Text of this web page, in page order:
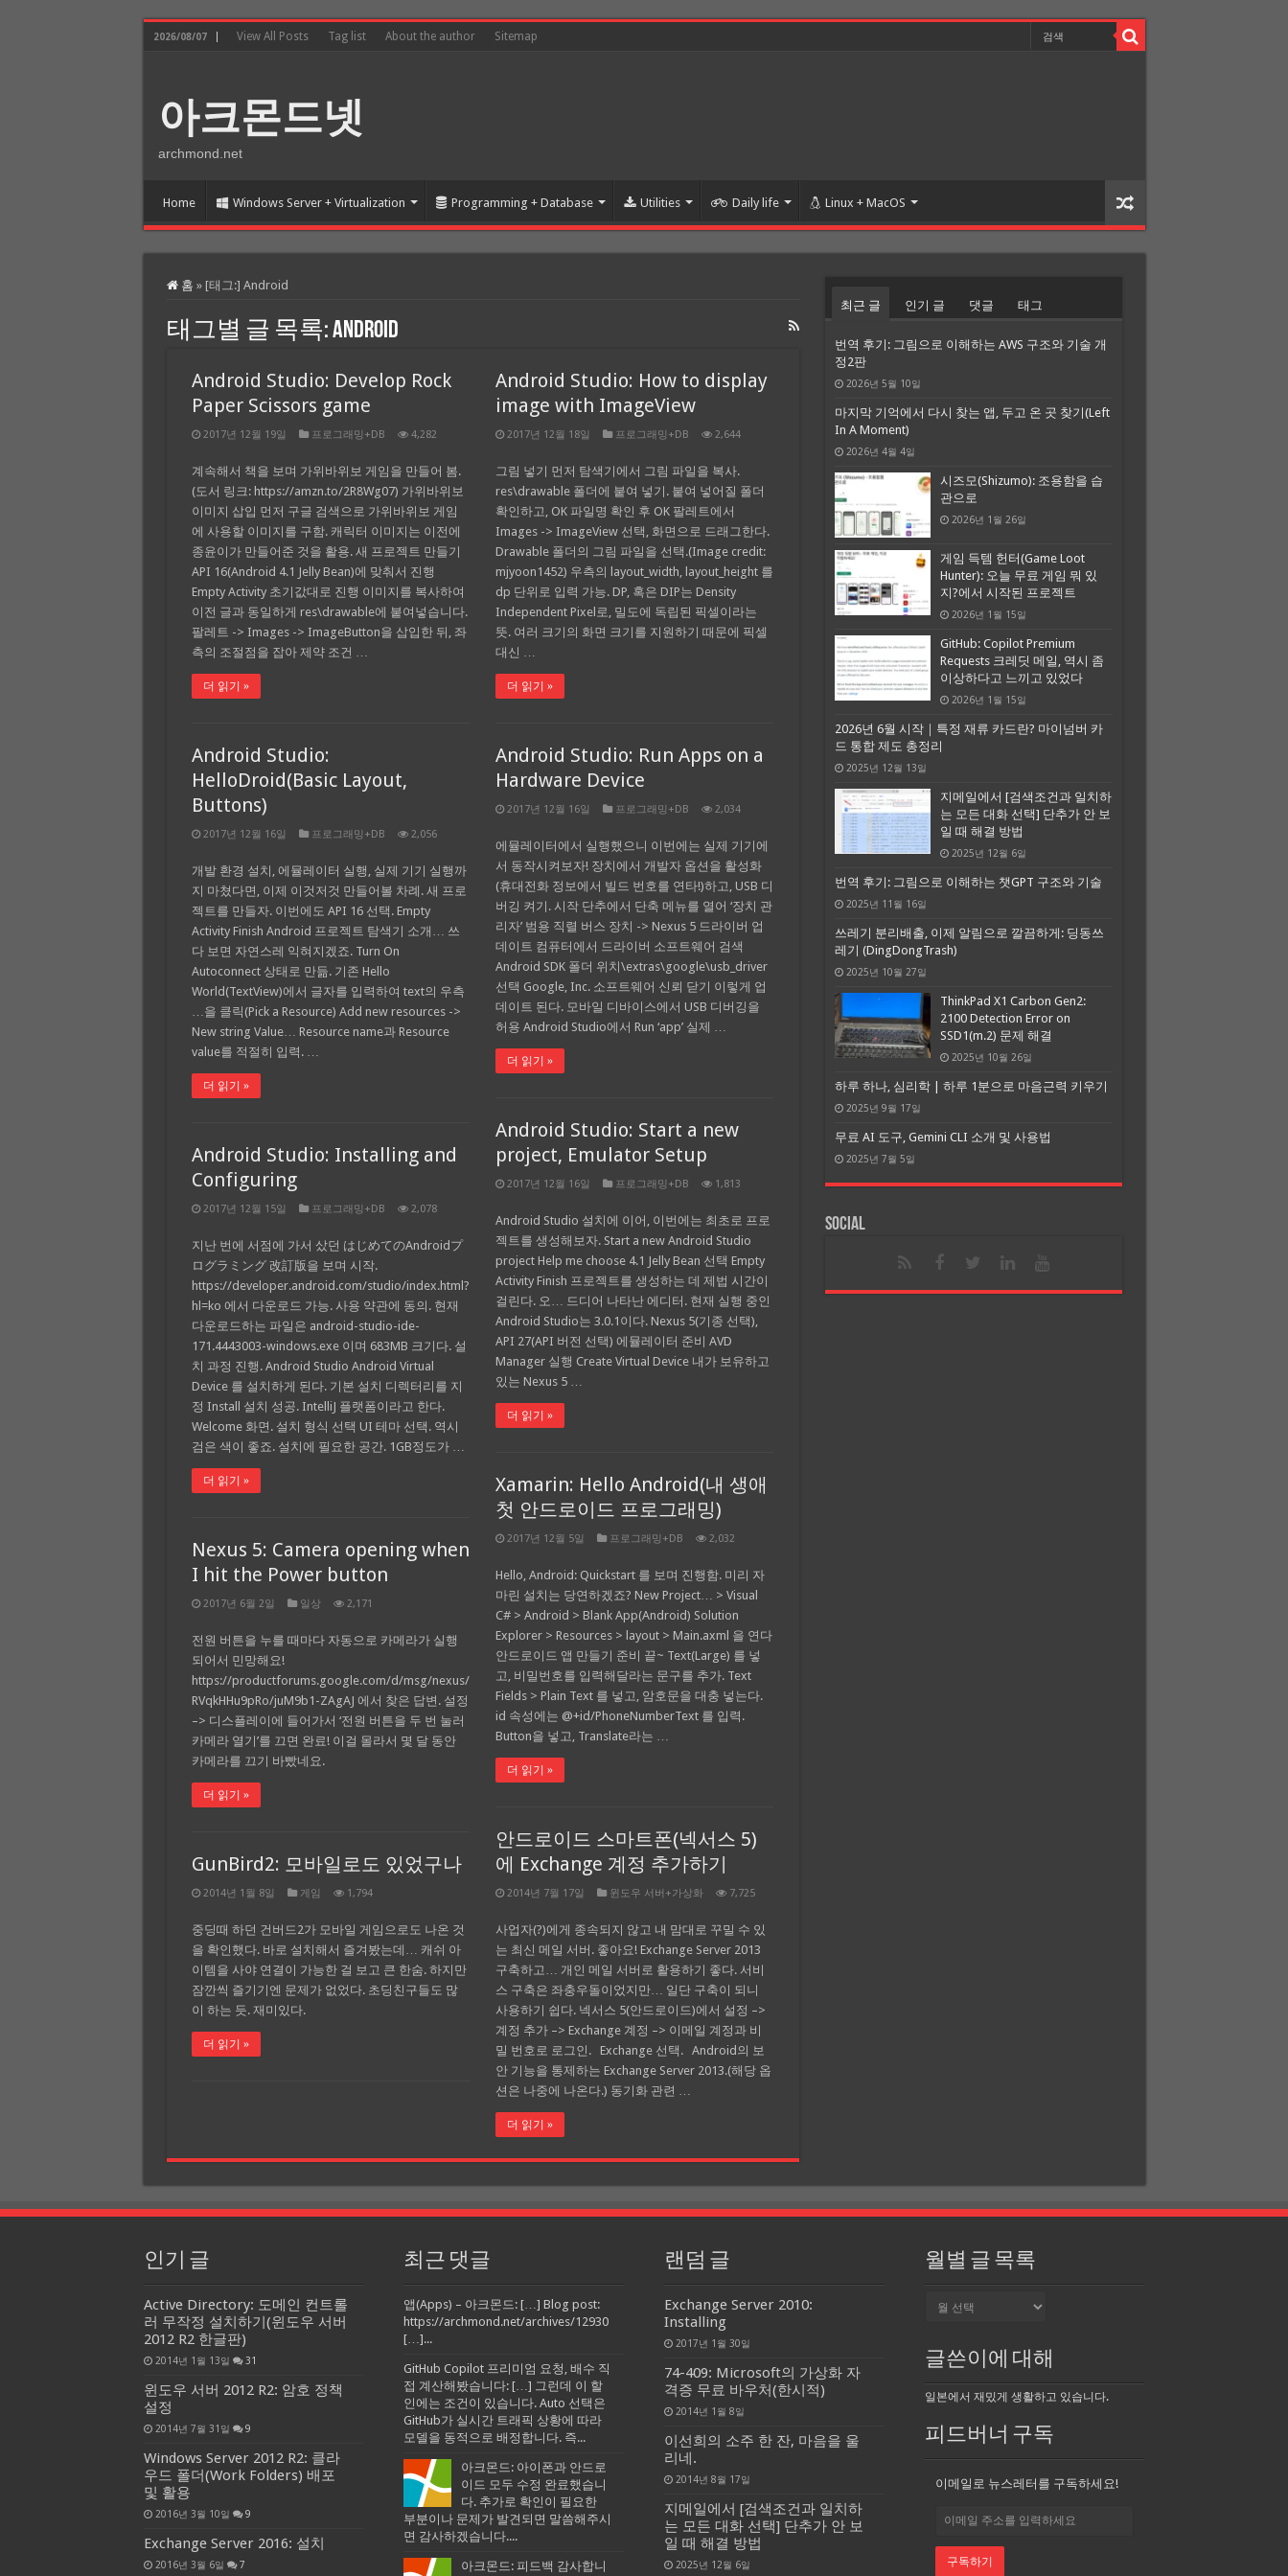
2026/08/07 View All Posts Tag list About the author Sitemap
아크몬드넷
archmond.net
Home Windows Server + Virtualization Programming + Database Utilities Daily life Linux + MacOS
홈 » [태그:] Android
태그별 글 목록:Android
Android Studio: Develop Rock
Paper Scissors game
2017년 12월 19일 프로그래밍+DB 4,282
계속해서 책을 보며 가위바위보 게임을 만들어 봄.
(도서 링크: https://amzn.to/2R8Wg07) 가위바위보
이미지 삽입 먼저 구글 검색으로 가위바위보 게임
에 사용할 이미지를 구함. 캐릭터 이미지는 이전에
종윤이가 만들어준 것을 활용. 새 프로젝트 만들기
API 16(Android 4.1 Jelly Bean)에 맞춰서 진행
Empty Activity 초기값대로 진행 이미지를 복사하여
이전 글과 동일하게 res\drawable에 붙여넣습니다.
팔레트 -> Images -> ImageButton을 삽입한 뒤, 좌
측의 조절점을 잡아 제약 조건 …
더 읽기 »
Android Studio: How to display
image with ImageView
2017년 12월 18일 프로그래밍+DB 2,644
그림 넣기 먼저 탐색기에서 그림 파일을 복사.
res\drawable 폴더에 붙여 넣기. 붙여 넣어질 폴더
확인하고, OK 파일명 확인 후 OK 팔레트에서
Images -> ImageView 선택, 화면으로 드래그한다.
Drawable 폴더의 그림 파일을 선택.(Image credit:
mjyoon1452) 우측의 layout_width, layout_height 를
dp 단위로 입력 가능. DP, 혹은 DIP는 Density
Independent Pixel로, 밀도에 독립된 픽셀이라는
뜻. 여러 크기의 화면 크기를 지원하기 때문에 픽셀
대신 …
더 읽기 »
Android Studio:
HelloDroid(Basic Layout,
Buttons)
2017년 12월 16일 프로그래밍+DB 2,056
개발 환경 설치, 에뮬레이터 실행, 실제 기기 실행까
지 마쳤다면, 이제 이것저것 만들어볼 차례. 새 프로
젝트를 만들자. 이번에도 API 16 선택. Empty
Activity Finish Android 프로젝트 탐색기 소개… 쓰
다 보면 자연스레 익혀지겠죠. Turn On
Autoconnect 상태로 만듦. 기존 Hello
World(TextView)에서 글자를 입력하여 text의 우측
…을 클릭(Pick a Resource) Add new resources ->
New string Value… Resource name과 Resource
value를 적절히 입력. …
더 읽기 »
Android Studio: Run Apps on a
Hardware Device
2017년 12월 16일 프로그래밍+DB 2,034
에뮬레이터에서 실행했으니 이번에는 실제 기기에
서 동작시켜보자! 장치에서 개발자 옵션을 활성화
(휴대전화 정보에서 빌드 번호를 연타!)하고, USB 디
버깅 켜기. 시작 단추에서 단축 메뉴를 열어 ‘장치 관
리자’ 범용 직렬 버스 장치 -> Nexus 5 드라이버 업
데이트 컴퓨터에서 드라이버 소프트웨어 검색
Android SDK 폴더 위치\extras\google\usb_driver
선택 Google, Inc. 소프트웨어 신뢰 닫기 이렇게 업
데이트 된다. 모바일 디바이스에서 USB 디버깅을
허용 Android Studio에서 Run ‘app’ 실제 …
더 읽기 »
Android Studio: Start a new
project, Emulator Setup
2017년 12월 16일 프로그래밍+DB 1,813
Android Studio 설치에 이어, 이번에는 최초로 프로
젝트를 생성해보자. Start a new Android Studio
project Help me choose 4.1 Jelly Bean 선택 Empty
Activity Finish 프로젝트를 생성하는 데 제법 시간이
걸린다. 오… 드디어 나타난 에디터. 현재 실행 중인
Android Studio는 3.0.1이다. Nexus 5(기종 선택),
API 27(API 버전 선택) 에뮬레이터 준비 AVD
Manager 실행 Create Virtual Device 내가 보유하고
있는 Nexus 5 …
더 읽기 »
Android Studio: Installing and
Configuring
2017년 12월 15일 프로그래밍+DB 2,078
지난 번에 서점에 가서 샀던 はじめてのAndroidプ
ログラミング 改訂版을 보며 시작.
https://developer.android.com/studio/index.html?
hl=ko 에서 다운로드 가능. 사용 약관에 동의. 현재
다운로드하는 파일은 android-studio-ide-
171.4443003-windows.exe 이며 683MB 크기다. 설
치 과정 진행. Android Studio Android Virtual
Device 를 설치하게 된다. 기본 설치 디렉터리를 지
정 Install 설치 성공. IntelliJ 플랫폼이라고 한다.
Welcome 화면. 설치 형식 선택 UI 테마 선택. 역시
검은 색이 좋죠. 설치에 필요한 공간. 1GB정도가 …
더 읽기 »
Xamarin: Hello Android(내 생애
첫 안드로이드 프로그래밍)
2017년 12월 5일 프로그래밍+DB 2,032
Hello, Android: Quickstart 를 보며 진행함. 미리 자
마린 설치는 당연하겠죠? New Project… > Visual
C# > Android > Blank App(Android) Solution
Explorer > Resources > layout > Main.axml 을 연다
안드로이드 앱 만들기 준비 끝~ Text(Large) 를 넣
고, 비밀번호를 입력해달라는 문구를 추가. Text
Fields > Plain Text 를 넣고, 암호문을 대충 넣는다.
id 속성에는 @+id/PhoneNumberText 를 입력.
Button을 넣고, Translate라는 …
더 읽기 »
Nexus 5: Camera opening when
I hit the Power button
2017년 6월 2일 일상 2,171
전원 버튼을 누를 때마다 자동으로 카메라가 실행
되어서 민망해요!
https://productforums.google.com/d/msg/nexus/
RVqkHHu9pRo/juM9b1-ZAgAJ 에서 찾은 답변. 설정
–> 디스플레이에 들어가서 ‘전원 버튼을 두 번 눌러
카메라 열기’를 끄면 완료! 이걸 몰라서 몇 달 동안
카메라를 끄기 바빴네요.
더 읽기 »
안드로이드 스마트폰(넥서스 5)
에 Exchange 계정 추가하기
2014년 7월 17일 윈도우 서버+가상화 7,725
사업자(?)에게 종속되지 않고 내 맘대로 꾸밀 수 있
는 최신 메일 서버. 좋아요! Exchange Server 2013
구축하고… 개인 메일 서버로 활용하기 좋다. 서비
스 구축은 좌충우돌이었지만… 일단 구축이 되니
사용하기 쉽다. 넥서스 5(안드로이드)에서 설정 –>
계정 추가 –> Exchange 계정 –> 이메일 계정과 비
밀 번호로 로그인. Exchange 선택. Android의 보
안 기능을 통제하는 Exchange Server 2013.(해당 옵
션은 나중에 나온다.) 동기화 관련 …
더 읽기 »
GunBird2: 모바일로도 있었구나
2014년 1월 8일 게임 1,794
중딩때 하던 건버드2가 모바일 게임으로도 나온 것
을 확인했다. 바로 설치해서 즐겨봤는데… 캐쉬 아
이템을 사야 연결이 가능한 걸 보고 큰 한숨. 하지만
잠깐씩 즐기기엔 문제가 없었다. 초딩친구들도 많
이 하는 듯. 재미있다.
더 읽기 »
최근 글 인기 글 댓글 태그
번역 후기: 그림으로 이해하는 AWS 구조와 기술 개
정2판
2026년 5월 10일
마지막 기억에서 다시 찾는 앱, 두고 온 곳 찾기(Left
In A Moment)
2026년 4월 4일
시즈모(Shizumo): 조용함을 습
관으로
2026년 1월 26일
게임 득템 헌터(Game Loot
Hunter): 오늘 무료 게임 뭐 있
지?에서 시작된 프로젝트
2026년 1월 15일
GitHub: Copilot Premium
Requests 크레딧 메일, 역시 좀
이상하다고 느끼고 있었다
2026년 1월 15일
2026년 6월 시작｜특정 재류 카드란? 마이넘버 카
드 통합 제도 총정리
2025년 12월 13일
지메일에서 [검색조건과 일치하
는 모든 대화 선택] 단추가 안 보
일 때 해결 방법
2025년 12월 6일
번역 후기: 그림으로 이해하는 챗GPT 구조와 기술
2025년 11월 16일
쓰레기 분리배출, 이제 알림으로 깔끔하게: 딩동쓰
레기 (DingDongTrash)
2025년 10월 27일
ThinkPad X1 Carbon Gen2:
2100 Detection Error on
SSD1(m.2) 문제 해결
2025년 10월 26일
하루 하나, 심리학 | 하루 1분으로 마음근력 키우기
2025년 9월 17일
무료 AI 도구, Gemini CLI 소개 및 사용법
2025년 7월 5일
Social
인기 글
Active Directory: 도메인 컨트롤
러 무작정 설치하기(윈도우 서버
2012 R2 한글판)
2014년 1월 13일 31
윈도우 서버 2012 R2: 암호 정책
설정
2014년 7월 31일 9
Windows Server 2012 R2: 클라
우드 폴더(Work Folders) 배포
및 활용
2016년 3월 10일 9
Exchange Server 2016: 설치
2016년 3월 6일 7
최근 댓글
앱(Apps) – 아크몬드: […] Blog post:
https://archmond.net/archives/12930
[…]...
GitHub Copilot 프리미엄 요청, 배수 직
접 계산해봤습니다: […] 그런데 이 할
인에는 조건이 있습니다. Auto 선택은
GitHub가 실시간 트래픽 상황에 따라
모델을 동적으로 배정합니다. 즉...
아크몬드: 아이폰과 안드로
이드 모두 수정 완료했습니
다. 추가로 확인이 필요한
부분이나 문제가 발견되면 말씀해주시
면 감사하겠습니다....
아크몬드: 피드백 감사합니
랜덤 글
Exchange Server 2010:
Installing
2017년 1월 30일
74-409: Microsoft의 가상화 자
격증 무료 바우처(한시적)
2014년 1월 8일
이선희의 소주 한 잔, 마음을 울
리네.
2014년 8월 17일
지메일에서 [검색조건과 일치하
는 모든 대화 선택] 단추가 안 보
일 때 해결 방법
2025년 12월 6일
월별 글 목록
목
록
글쓴이에 대해
일본에서 재밌게 생활하고 있습니다.
피드버너 구독
이메일로 뉴스레터를 구독하세요!